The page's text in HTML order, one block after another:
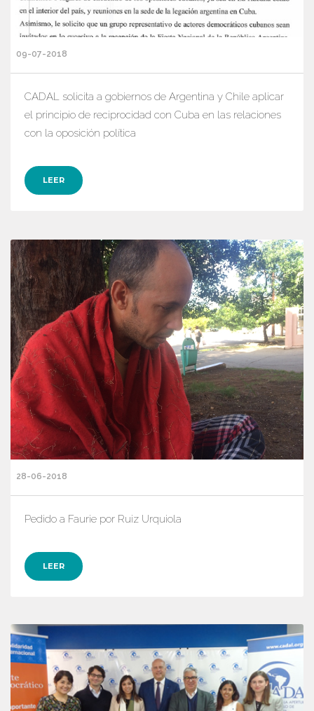
09-07-2018
CADAL solicita a gobiernos de Argentina y Chile aplicar
el principio de reciprocidad con Cuba en las relaciones
con la oposición política
LEER
28-06-2018
Pedido a Faurie por Ruiz Urquiola
LEER